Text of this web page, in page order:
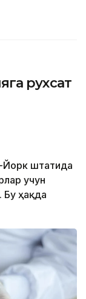
рухсат
штатида
учун
Бу ҳақда